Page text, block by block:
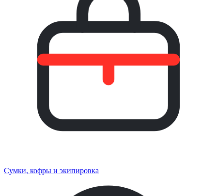
Сумки, кофры и экипировка